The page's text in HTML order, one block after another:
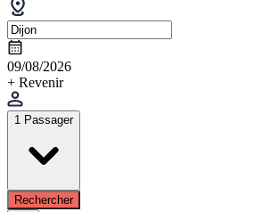
09/08/2026
+ Revenir
1 Passager
Rechercher